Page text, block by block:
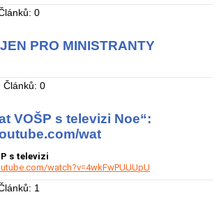
0
PRO MINISTRANTY
Článků: 0
VOŠP s televizi Noe“:
wat
s televizi
watch?v=4wkFwPUUUpU
1